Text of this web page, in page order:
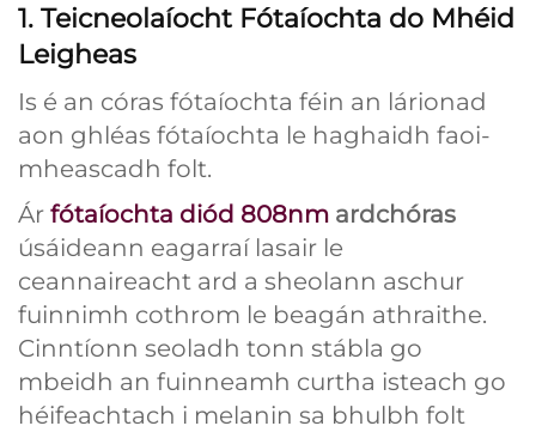
1. Teicneolaíocht Fótaíochta do Mhéid
Leigheas
Is é an córas fótaíochta féin an lárionad
aon ghléas fótaíochta le haghaidh faoi-
mheascadh folt.
Ár fótaíochta diód 808nm ardchóras
úsáideann eagarraí lasair le
ceannaireacht ard a sheolann aschur
fuinnimh cothrom le beagán athraithe.
Cinntíonn seoladh tonn stábla go
mbeidh an fuinneamh curtha isteach go
héifeachtach i melanin sa bhulbh folt